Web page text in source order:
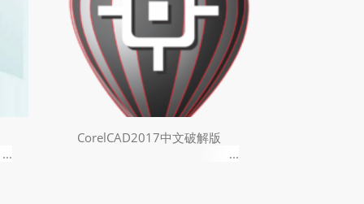
CorelCAD2017中文破解版